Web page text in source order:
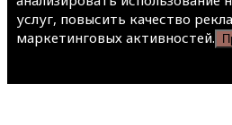
услуг, повысить качество
маркетинговых активностей.